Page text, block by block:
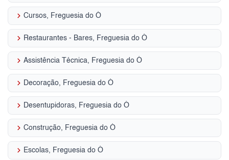
keyboard_arrow_right Cursos, Freguesia do Ó
keyboard_arrow_right Restaurantes - Bares, Freguesia do Ó
keyboard_arrow_right Assistência Técnica, Freguesia do Ó
keyboard_arrow_right Decoração, Freguesia do Ó
keyboard_arrow_right Desentupidoras, Freguesia do Ó
keyboard_arrow_right Construção, Freguesia do Ó
keyboard_arrow_right Escolas, Freguesia do Ó